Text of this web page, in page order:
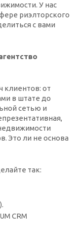
У нас
риэлторского
с вами
клиентов: от
в штате до
сетью и
Это ли не основа
так:
).
CRM